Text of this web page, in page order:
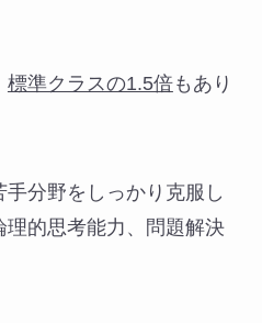
標準クラスの1.5倍もあり
分野をしっかり克服し
的思考能力、問題解決